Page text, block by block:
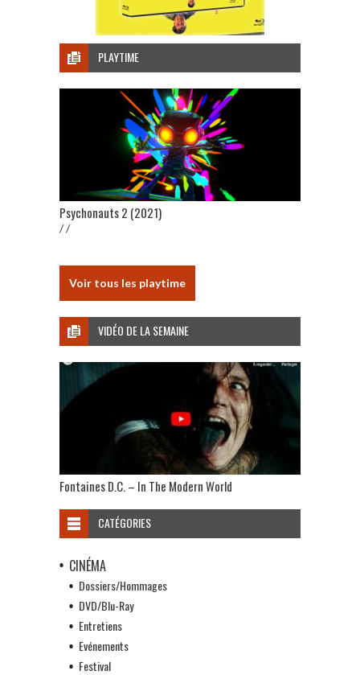
PLAYTIME
Psychonauts 2 (2021)
/ /
Voir tous les playtime
VIDÉO DE LA SEMAINE
Fontaines D.C. – In The Modern World
CATÉGORIES
CINÉMA
Dossiers/Hommages
DVD/Blu-Ray
Entretiens
Evénements
Festival